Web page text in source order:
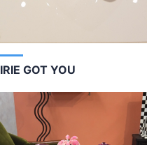
IRIE GOT YOU